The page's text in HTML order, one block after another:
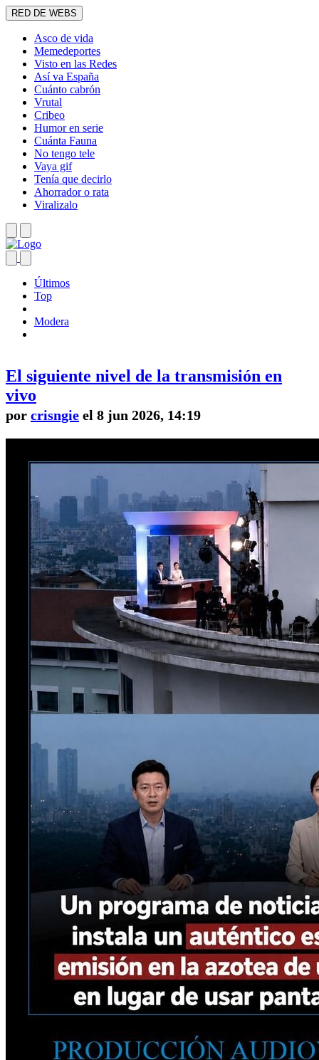
RED DE WEBS
Asco de vida
Memedeportes
Visto en las Redes
Así va España
Cuánto cabrón
Vrutal
Cribeo
Humor en serie
Cuánta Fauna
No tengo tele
Vaya gif
Tenía que decirlo
Ahorrador o rata
Viralizalo
Últimos
Top
Modera
El siguiente nivel de la transmisión en
vivo
por crisngie el 8 jun 2026, 14:19